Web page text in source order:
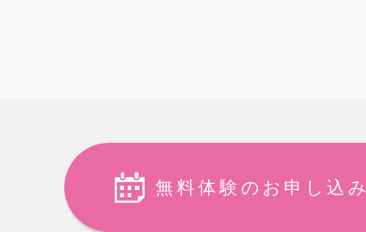
無料体験のお申し込み